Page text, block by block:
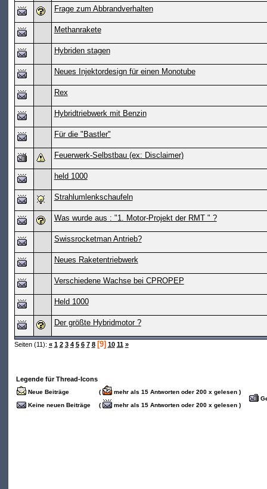
Frage zum Abbrandverhalten
Methanrakete
Hybriden stagen
Neues Injektordesign für einen Monotube
Rex
Hybridtriebwerk mit Benzin
Für die "Bastler"
Feuerwerk-Selbstbau (ex: Disclaimer)
held 1000
Strahlumlenkschaufeln
Was wurde aus : "1. Motor-Projekt der RMT " ?
Swissrocketman Antrieb?
Neues Raketentriebwerk
Verschiedene Wachse bei CPROPEP
Held 1000
Der größte Hybridmotor ?
Seiten (11): « 1 2 3 4 5 6 7 8 [9] 10 11 »
Legende für Thread-Icons
Neue Beiträge (
mehr als 15 Antworten oder 200 x gelesen )
Keine neuen Beiträge
( mehr als 15 Antworten oder 200 x gelesen )